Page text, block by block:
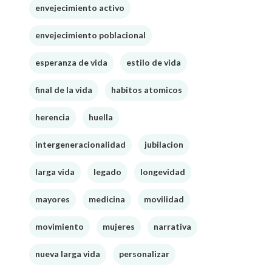
envejecimiento activo
envejecimiento poblacional
esperanza de vida estilo de vida
final de la vida habitos atomicos
herencia huella
intergeneracionalidad jubilacion
larga vida legado longevidad
mayores medicina movilidad
movimiento mujeres narrativa
nueva larga vida personalizar